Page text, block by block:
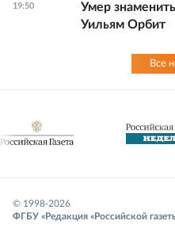
19:50
Умер
Уильям Орбит
Все
© 1998-2026
ФГБУ «Редакция «Российской